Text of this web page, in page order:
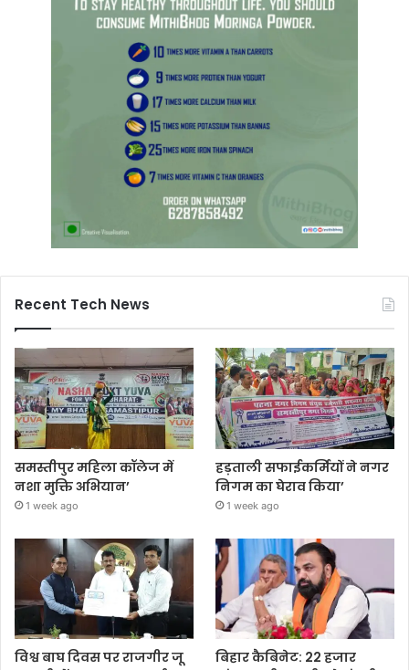
Recent Tech News
समस्तीपुर महिला कॉलेज में
नशा मुक्ति अभियान’
1 week ago
हड़ताली सफाईकर्मियों ने नगर
निगम का घेराव किया’
1 week ago
विश्व बाघ दिवस पर राजगीर जू
बिहार कैबिनेट: 22 हजार